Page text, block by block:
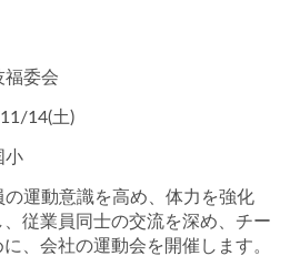
福委会
14(土)
小
の運動意識を高め、体力を強化
従業員同士の交流を深め、チー
、会社の運動会を開催します。